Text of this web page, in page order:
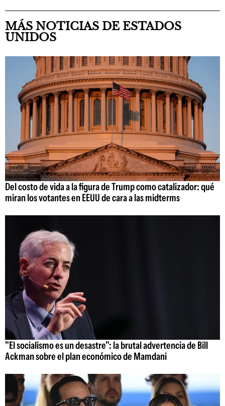
MÁS NOTICIAS DE ESTADOS
UNIDOS
Del costo de vida a la figura de Trump como catalizador: qué
miran los votantes en EEUU de cara a las midterms
"El socialismo es un desastre": la brutal advertencia de Bill
Ackman sobre el plan económico de Mamdani